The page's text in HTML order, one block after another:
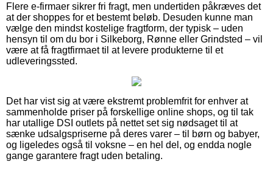
Flere e-firmaer sikrer fri fragt, men undertiden påkræves det
at der shoppes for et bestemt beløb. Desuden kunne man
vælge den mindst kostelige fragtform, der typisk – uden
hensyn til om du bor i Silkeborg, Rønne eller Grindsted – vil
være at få fragtfirmaet til at levere produkterne til et
udleveringssted.
Det har vist sig at være ekstremt problemfrit for enhver at
sammenholde priser på forskellige online shops, og til tak
har utallige DSI outlets på nettet set sig nødsaget til at
sænke udsalgspriserne på deres varer – til børn og babyer,
og ligeledes også til voksne – en hel del, og endda nogle
gange garantere fragt uden betaling.